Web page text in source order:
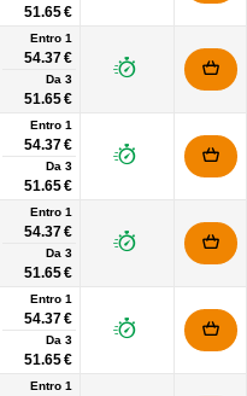
51.65 €
Entro 1
54.37 €
Da 3
51.65 €
Entro 1
54.37 €
Da 3
51.65 €
Entro 1
54.37 €
Da 3
51.65 €
Entro 1
54.37 €
Da 3
51.65 €
Entro 1